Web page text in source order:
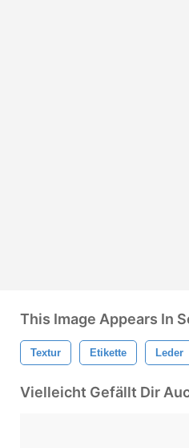
This Image Appears In
Textur Etikette Leder
Vielleicht Gefällt Dir